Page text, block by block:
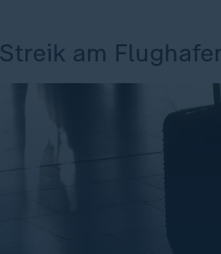
Streik am